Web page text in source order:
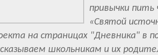
привычки
«Святой
на страницах "Дневника" в
школьникам и их